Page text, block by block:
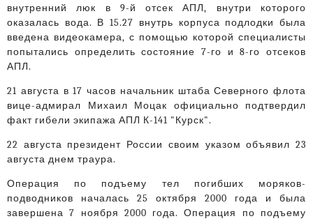
внутренний люк в 9-й отсек АПЛ, внутри которого
оказалась вода. В 15.27 внутрь корпуса подлодки была
введена видеокамера, с помощью которой специалисты
попытались определить состояние 7-го и 8-го отсеков
АПЛ.
21 августа в 17 часов начальник штаба Северного флота
вице-адмирал Михаил Моцак официально подтвердил
факт гибели экипажа АПЛ К-141 "Курск".
22 августа президент России своим указом объявил 23
августа днем траура.
Операция по подъему тел погибших моряков-
подводников началась 25 октября 2000 года и была
завершена 7 ноября 2000 года. Операция по подъему